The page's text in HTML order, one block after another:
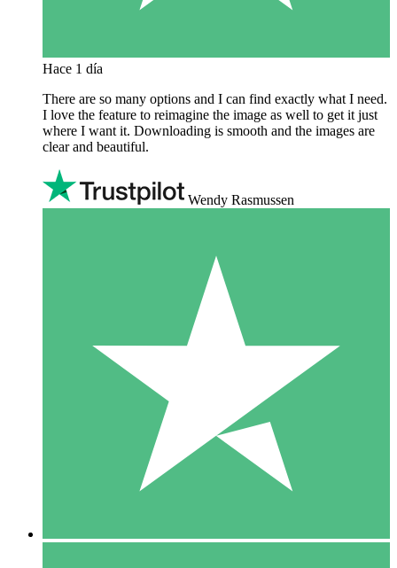
Hace 1 día
There are so many options and I can find exactly what I need.
I love the feature to reimagine the image as well to get it just
where I want it. Downloading is smooth and the images are
clear and beautiful.
Wendy Rasmussen